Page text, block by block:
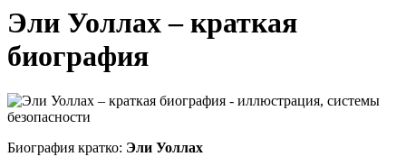
Эли Уоллах – краткая
биография
Биография кратко: Эли Уоллах